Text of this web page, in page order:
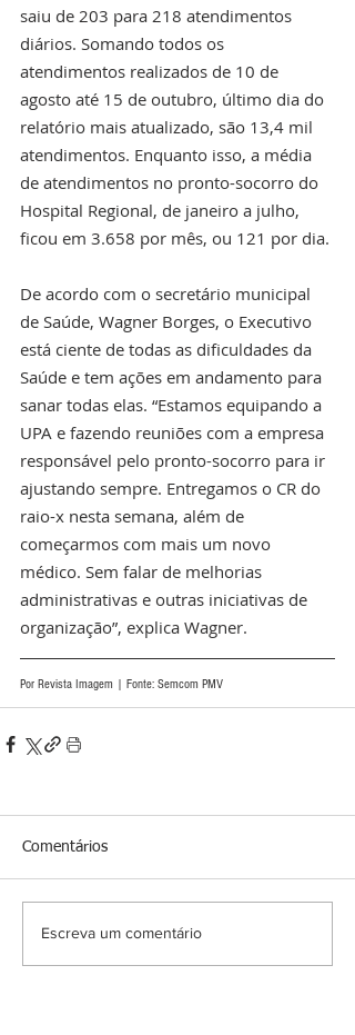
saiu de 203 para 218 atendimentos
diários. Somando todos os
atendimentos realizados de 10 de
agosto até 15 de outubro, último dia do
relatório mais atualizado, são 13,4 mil
atendimentos. Enquanto isso, a média
de atendimentos no pronto-socorro do
Hospital Regional, de janeiro a julho,
ficou em 3.658 por mês, ou 121 por dia.
De acordo com o secretário municipal
de Saúde, Wagner Borges, o Executivo
está ciente de todas as dificuldades da
Saúde e tem ações em andamento para
sanar todas elas. “Estamos equipando a
UPA e fazendo reuniões com a empresa
responsável pelo pronto-socorro para ir
ajustando sempre. Entregamos o CR do
raio-x nesta semana, além de
começarmos com mais um novo
médico. Sem falar de melhorias
administrativas e outras iniciativas de
organização”, explica Wagner.
Por Revista Imagem | Fonte: Semcom PMV
Comentários
Escreva um comentário